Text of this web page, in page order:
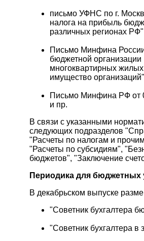
письмо УФНС по г.
налога на прибыль
различных регионах
Письмо Минфина
бюджетной
многоквартирных жилых
имущество
Письмо Минфина РФ от
и пр.
В связи с указанными
следующих подразделов
"Расчеты по налогам и
"Расчеты по субсидиям",
бюджетов", "Заключение
Периодика для бюджетных
В декабрьском выпуске
"Советник бухгалтера
"Советник бухгалтера